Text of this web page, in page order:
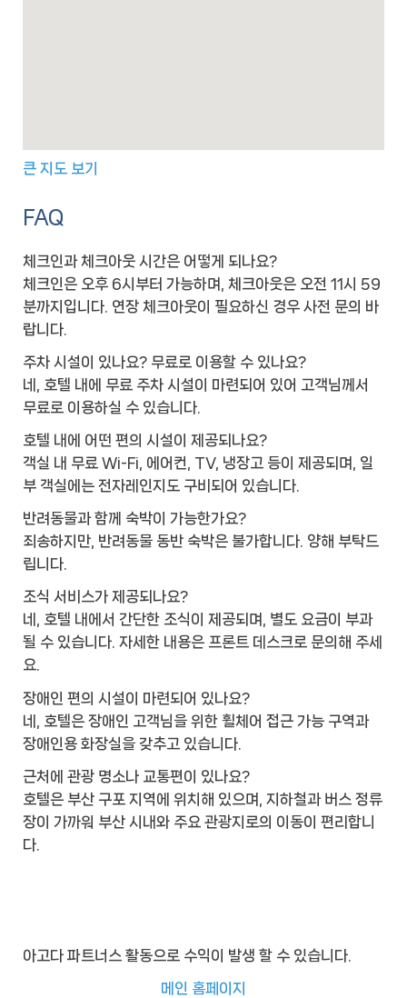
큰 지도 보기
FAQ
체크인과 체크아웃 시간은 어떻게 되나요?
체크인은 오후 6시부터 가능하며, 체크아웃은 오전 11시 59
분까지입니다. 연장 체크아웃이 필요하신 경우 사전 문의 바
랍니다.
주차 시설이 있나요? 무료로 이용할 수 있나요?
네, 호텔 내에 무료 주차 시설이 마련되어 있어 고객님께서
무료로 이용하실 수 있습니다.
호텔 내에 어떤 편의 시설이 제공되나요?
객실 내 무료 Wi-Fi, 에어컨, TV, 냉장고 등이 제공되며, 일
부 객실에는 전자레인지도 구비되어 있습니다.
반려동물과 함께 숙박이 가능한가요?
죄송하지만, 반려동물 동반 숙박은 불가합니다. 양해 부탁드
립니다.
조식 서비스가 제공되나요?
네, 호텔 내에서 간단한 조식이 제공되며, 별도 요금이 부과
될 수 있습니다. 자세한 내용은 프론트 데스크로 문의해 주세
요.
장애인 편의 시설이 마련되어 있나요?
네, 호텔은 장애인 고객님을 위한 휠체어 접근 가능 구역과
장애인용 화장실을 갖추고 있습니다.
근처에 관광 명소나 교통편이 있나요?
호텔은 부산 구포 지역에 위치해 있으며, 지하철과 버스 정류
장이 가까워 부산 시내와 주요 관광지로의 이동이 편리합니
다.
아고다 파트너스 활동으로 수익이 발생 할 수 있습니다.
메인 홈페이지